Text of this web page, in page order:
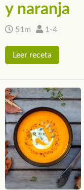
y naranja
51m 1-4
Leer receta